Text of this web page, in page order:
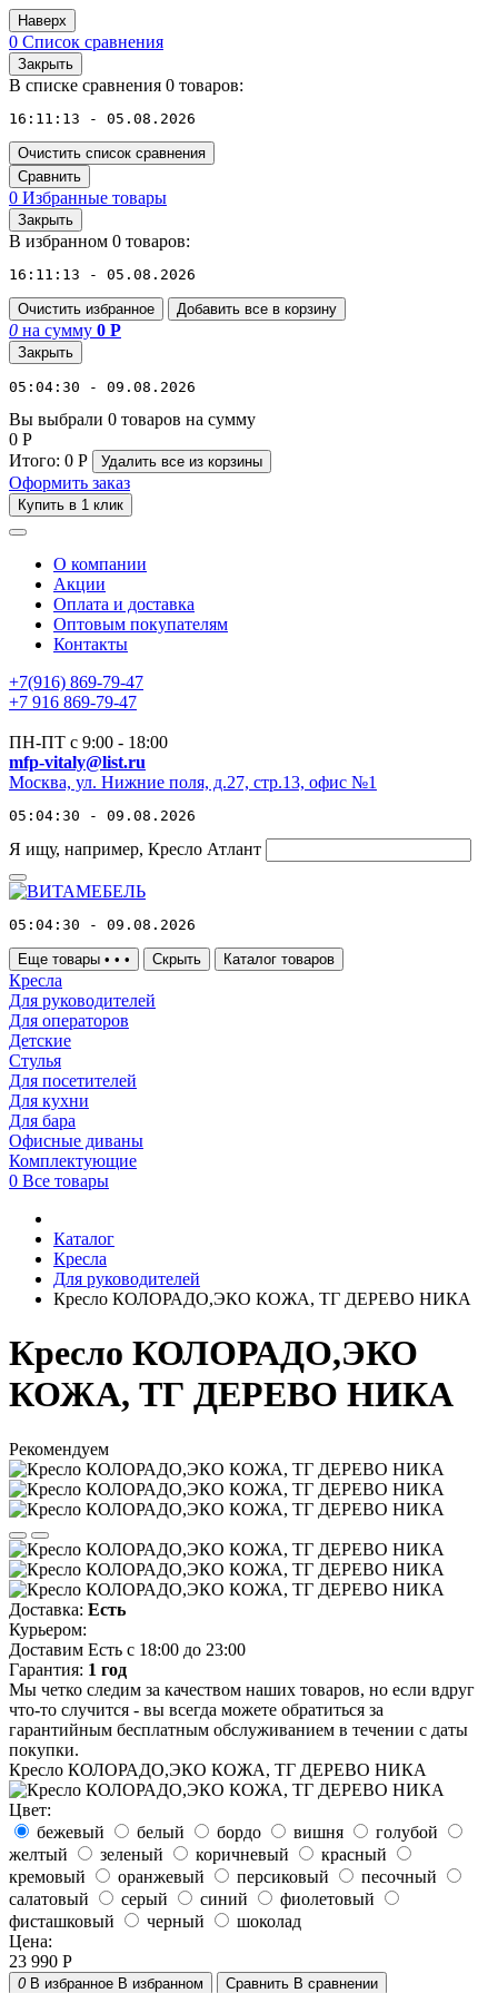
Наверх
0 Список сравнения
Закрыть
В списке сравнения 0 товаров:
16:11:13 - 05.08.2026
Очистить список сравнения
Сравнить
0 Избранные товары
Закрыть
В избранном 0 товаров:
16:11:13 - 05.08.2026
Очистить избранное Добавить все в корзину
0 на сумму 0 Р
Закрыть
05:04:30 - 09.08.2026
Вы выбрали 0 товаров на сумму
0 Р
Итого: 0 Р Удалить все из корзины
Оформить заказ
Купить в 1 клик
О компании
Акции
Оплата и доставка
Оптовым покупателям
Контакты
+7(916) 869-79-47
+7 916 869-79-47
ПН-ПТ с 9:00 - 18:00
mfp-vitaly@list.ru
Москва, ул. Нижние поля, д.27, стр.13, офис №1
05:04:30 - 09.08.2026
Я ищу, например, Кресло Атлант
05:04:30 - 09.08.2026
Еще товары • • • Скрыть Каталог товаров
Кресла
Для руководителей
Для операторов
Детские
Стулья
Для посетителей
Для кухни
Для бара
Офисные диваны
Комплектующие
0 Все товары
Каталог
Кресла
Для руководителей
Кресло КОЛОРАДО,ЭКО КОЖА, ТГ ДЕРЕВО НИКА
Кресло КОЛОРАДО,ЭКО
КОЖА, ТГ ДЕРЕВО НИКА
Рекомендуем
Доставка: Есть
Курьером:
Доставим Есть с 18:00 до 23:00
Гарантия: 1 год
Мы четко следим за качеством наших товаров, но если вдруг
что-то случится - вы всегда можете обратиться за
гарантийным бесплатным обслуживанием в течении с даты
покупки.
Кресло КОЛОРАДО,ЭКО КОЖА, ТГ ДЕРЕВО НИКА
Цвет:
бежевый
белый бордо вишня
голубой
желтый
зеленый коричневый
красный
кремовый
оранжевый персиковый
песочный
салатовый
серый синий
фиолетовый
фисташковый
черный
шоколад
Цена:
23 990 Р
0 В избранное В избранном Сравнить В сравнении